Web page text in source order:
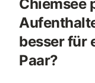
Chiemsee
besser für
Paar?